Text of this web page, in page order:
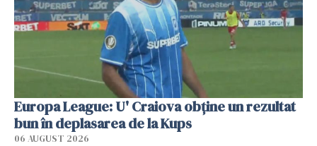
Europa League: U' Craiova obține un rezultat
bun în deplasarea de la Kups
06 AUGUST 2026